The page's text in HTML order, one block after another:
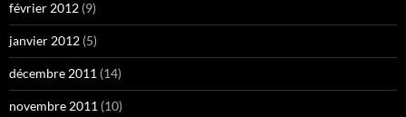
février 2012 (9)
janvier 2012 (5)
décembre 2011 (14)
novembre 2011 (10)